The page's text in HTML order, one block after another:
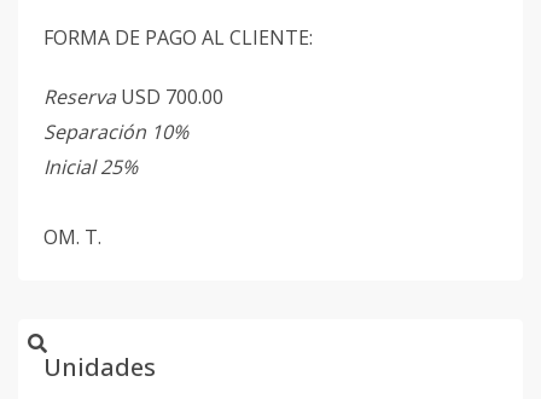
FORMA DE PAGO AL CLIENTE:
Reserva USD 700.00
Separación 10%
Inicial 25%
OM. T.
Unidades